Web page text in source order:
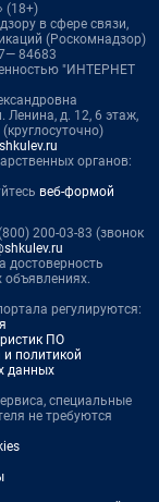
(18+)
в сфере связи,
(Роскомнадзор)
84683
"ИНТЕРНЕТ
Ленина, д. 12, 6 этаж,
органов:
веб-формой
200-03-83 (звонок
достоверность
регулируются:
ПО
политикой
данных
специальные
не требуются